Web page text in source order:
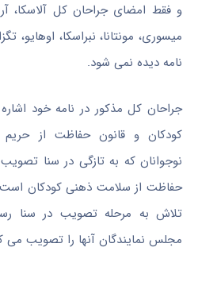
و فقط امضای جراحان کل آلاسکا،
میسوری، مونتانا، نبراسکا، اوهایو،
نامه دیده نمی شود.
جراحان کل مذکور در نامه خود اشاره
کودکان و قانون حفاظت از
نوجوانان که به تازگی در سنا
حفاظت از سلامت ذهنی کودکان
تلاش به مرحله تصویب در سنا
مجلس نمایندگان آنها را تصویب می